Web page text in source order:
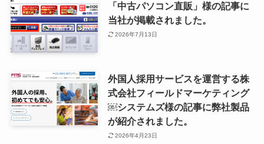
「中古パソコン直販」様の記事に
当社が掲載されました。
2026年7月13日
外国人採用サービスを運営する株
式会社フィールドマーケティング
￼システムズ様の記事に弊社製品
が紹介されました。
2026年4月23日